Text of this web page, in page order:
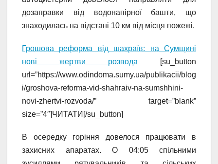
дозаправки від водонапірної башти, що
знаходилась на відстані 10 км від місця пожежі.
Грошова реформа від шахраїв: на Сумщині
нові жертви розвода [su_button
url=”https://www.odindoma.sumy.ua/publikacii/blog
i/groshova-reforma-vid-shahraiv-na-sumshhini-
novi-zhertvi-rozvoda/” target=”blank”
size=”4″]ЧИТАТИ[/su_button]
В осередку горіння довелося працювати в
захисних апаратах. О 04:05 спільними